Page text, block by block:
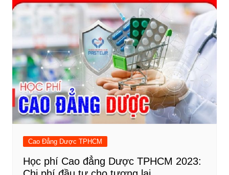
Cao Đẳng Dược TPHCM
Học phí Cao đẳng Dược TPHCM 2023: